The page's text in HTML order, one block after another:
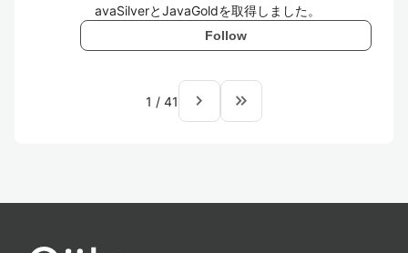
avaSilverとJavaGoldを取得しました。
Follow
1 / 41 navigate_next keyboard_double_arrow_right